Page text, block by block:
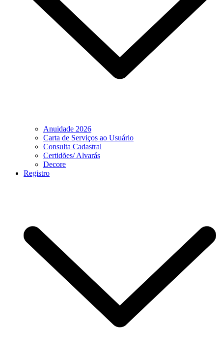
Anuidade 2026
Carta de Serviços ao Usuário
Consulta Cadastral
Certidões/ Alvarás
Decore
Registro